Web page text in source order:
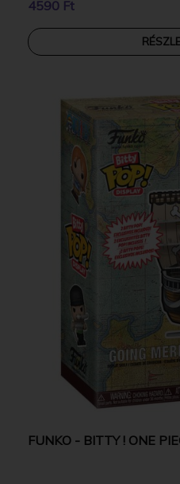
4590 Ft
FUNKO - BITTY ! ONE